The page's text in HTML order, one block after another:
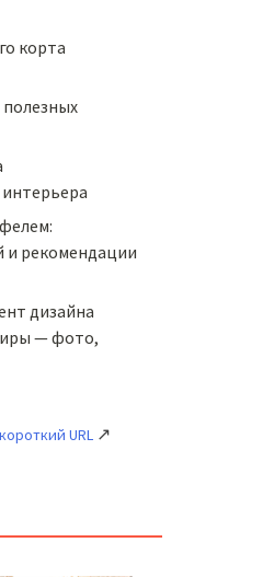
корта
и рекомендации
дизайна
— фото,
URL↗